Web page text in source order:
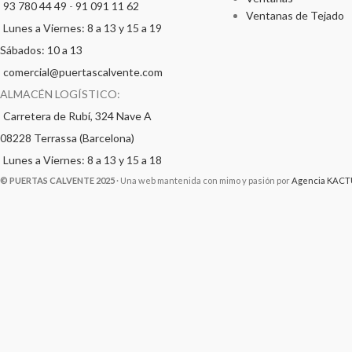
93 780 44 49 - 91 091 11 62
Lunes a Viernes: 8 a 13 y 15 a 19
Sábados: 10 a 13
comercial@puertascalvente.com
ALMACÉN LOGÍSTICO:
Carretera de Rubí, 324 Nave A
08228 Terrassa (Barcelona)
Lunes a Viernes: 8 a 13 y 15 a 18
Ventanas de Tejado
© PUERTAS CALVENTE 2025 · Una web mantenida con mimo y pasión porAgencia